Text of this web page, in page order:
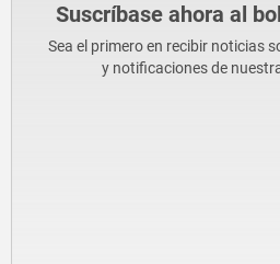
Suscríbase ahora al
Sea el primero en recibir noticias
y notificaciones de